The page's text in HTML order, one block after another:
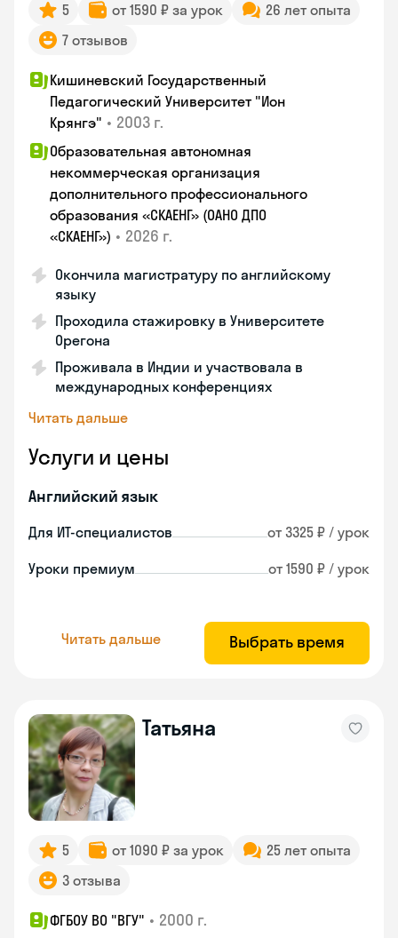
5 от 1590 ₽ за урок
26 лет опыта
7 отзывов
Кишиневский Государственный
Педагогический Университет "Ион
Крянгэ" • 2003 г.
Образовательная автономная
некоммерческая организация
дополнительного профессионального
образования «СКАЕНГ» (ОАНО ДПО
«СКАЕНГ») • 2026 г.
Окончила магистратуру по английскому
языку
Проходила стажировку в Университете
Орегона
Проживала в Индии и участвовала в
международных конференциях
Читать дальше
Услуги и цены
Английский язык
Для ИТ-специалистов от 3325 ₽ / урок
Уроки премиум от 1590 ₽ / урок
Читать дальше Выбрать время
Татьяна
5 от 1090 ₽ за урок
25 лет опыта
3 отзыва
ФГБОУ ВО "ВГУ" • 2000 г.